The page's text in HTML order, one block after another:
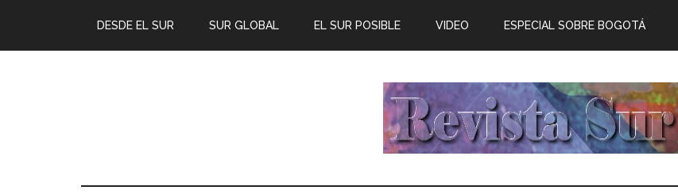
DESDE EL SUR SUR GLOBAL EL SUR POSIBLE VIDEO ESPECIAL SOBRE BOGOTÁ